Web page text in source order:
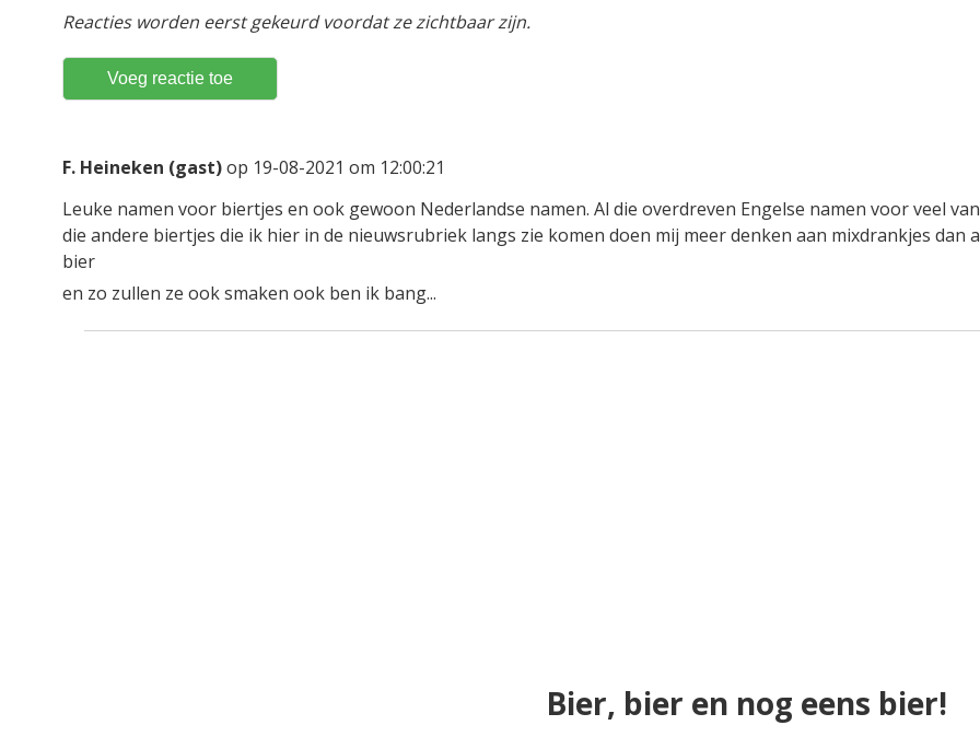
Reacties worden eerst gekeurd voordat ze zichtbaar zijn.
F. Heineken (gast)op 19-08-2021 om 12:00:21
Leuke namen voor biertjes en ook gewoon Nederlandse namen. Al die overdreven Engelse namen voor veel van
die andere biertjes die ik hier in de nieuwsrubriek langs zie komen doen mij meer denken aan mixdrankjes dan
bier
en zo zullen ze ook smaken ook ben ik bang...
Bier, bier en nog eens bier!